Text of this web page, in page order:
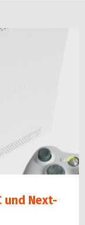
und Next-